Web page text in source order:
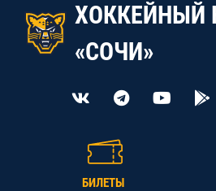
ХОККЕЙНЫЙ
«СОЧИ»
БИЛЕТЫ